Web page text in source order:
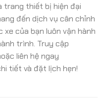
trang thiết bị hiện đại
đến dịch vụ cân chỉnh
của bạn luôn vận hành
trình. Truy cập
liên hệ ngay
tiết và đặt lịch hẹn!